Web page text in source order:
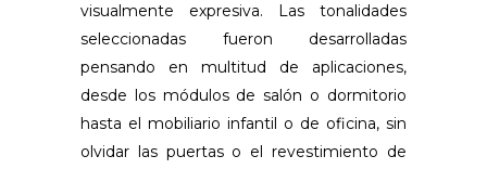
visualmente expresiva. Las tonalidades
seleccionadas fueron desarrolladas
pensando en multitud de aplicaciones,
desde los módulos de salón o dormitorio
hasta el mobiliario infantil o de oficina, sin
olvidar las puertas o el revestimiento de